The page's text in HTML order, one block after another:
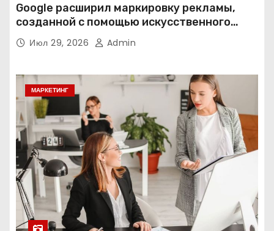
Google расширил маркировку рекламы,
созданной с помощью искусственного
интеллекта
Июл 29, 2026 Admin
МАРКЕТИНГ